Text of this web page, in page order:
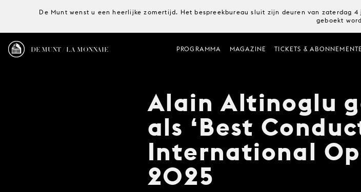
De Munt wenst u een heerlijke zomertijd. Het bespreekbureau sluit zijn deuren van zaterdag
geboekt
DE MUNT / LA MONNAIE PROGRAMMA MAGAZINE TICKETS &
Alain Altinoglu
als ‘Best
International
2025